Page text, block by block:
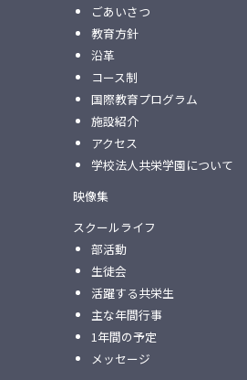
ごあいさつ
教育方針
沿革
コース制
国際教育プログラム
施設紹介
アクセス
学校法人共栄学園について
映像集
スクールライフ
部活動
生徒会
活躍する共栄生
主な年間行事
1年間の予定
メッセージ